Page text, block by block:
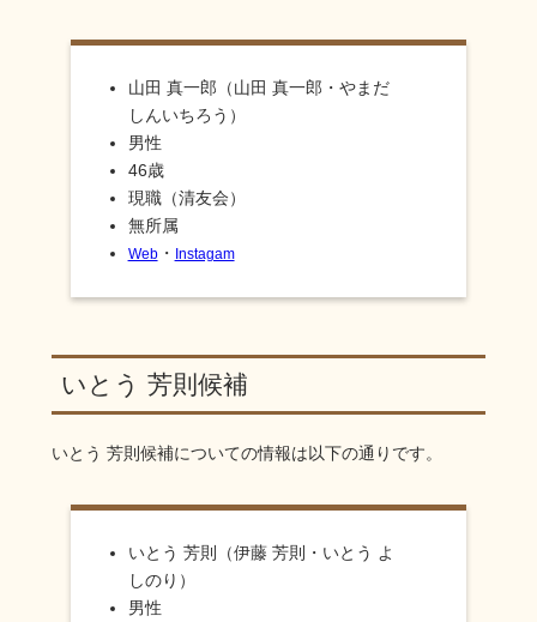
山田 真一郎（山田 真一郎・やまだ
しんいちろう）
男性
46歳
現職（清友会）
無所属
Web・ Instagam
いとう 芳則候補
いとう 芳則 候補についての情報は以下の通りです。
いとう 芳則（伊藤 芳則・いとう よ
しのり）
男性